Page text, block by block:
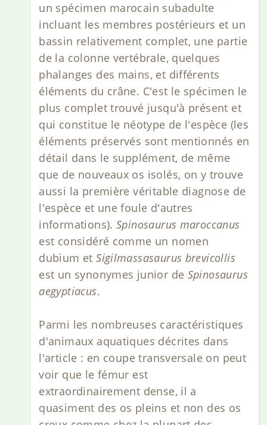
un spécimen marocain subadulte
incluant les membres postérieurs et un
bassin relativement complet, une partie
de la colonne vertébrale, quelques
phalanges des mains, et différents
éléments du crâne. C'est le spécimen le
plus complet trouvé jusqu'à présent et
qui constitue le néotype de l'espèce (les
éléments préservés sont mentionnés en
détail dans le supplément, de même
que de nouveaux os isolés, on y trouve
aussi la première véritable diagnose de
l'espèce et une foule d'autres
informations).Spinosaurus maroccanus
est considéré comme un nomen
dubium etSigilmassasaurus brevicollis
est un synonymes junior de Spinosaurus
aegyptiacus.
Parmi les nombreuses caractéristiques
d'animaux aquatiques décrites dans
l'article : en coupe transversale on peut
voir que le fémur est
extraordinairement dense, il a
quasiment des os pleins et non des os